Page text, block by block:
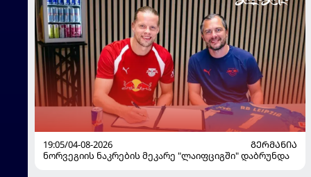
19:05/04-08-2026
ᲒᲔᲠᲛᲐᲜᲘᲐ
ნორვეგიის ნაკრების მეკარე "ლაიფციგში" დაბრუნდა